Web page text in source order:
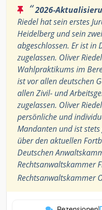
“2026-
Riedel hat sein erstes
Heidelberg und sein
abgeschlossen. Er ist in
zugelassen. Oliver
Wahlpraktikums im
ist vor allen deutschen
allen Zivil- und
zugelassen. Oliver
persönliche und
Mandanten und ist
über den aktuellen
Deutschen
Rechtsanwaltskammer
Rechtsanwaltskammer